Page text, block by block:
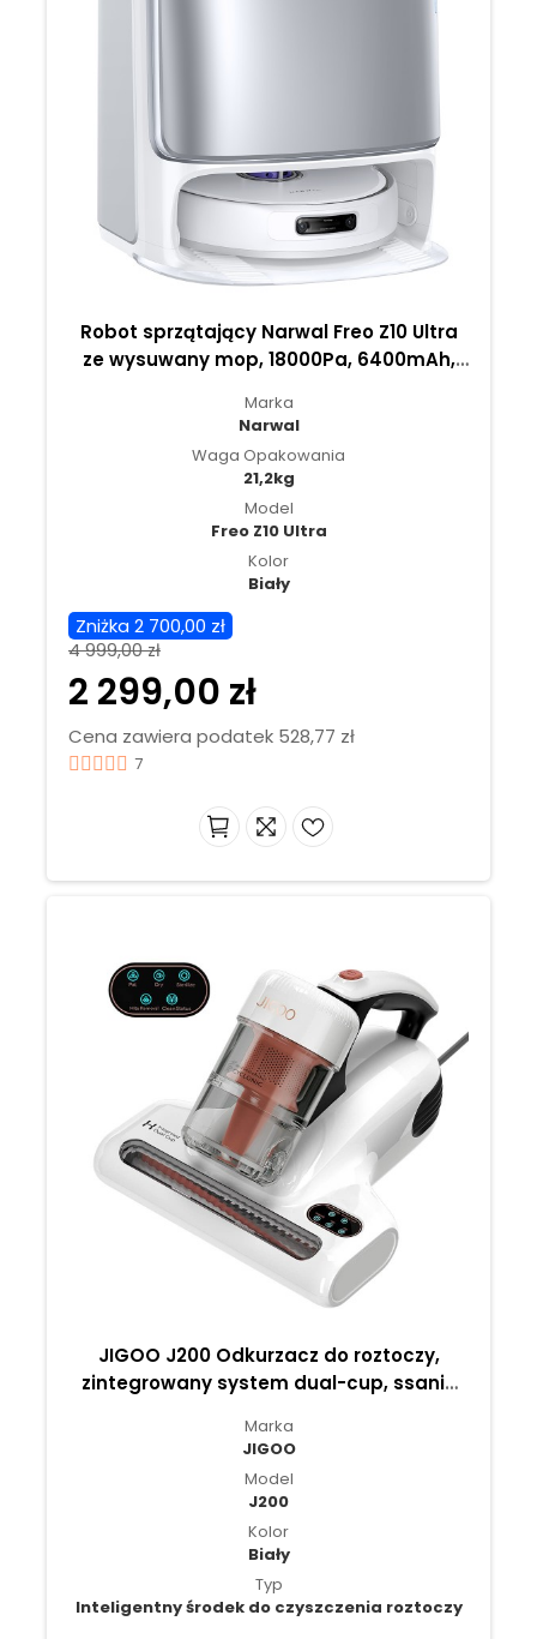
Robot sprzątający Narwal Freo Z10 Ultra
ze wysuwany mop, 18000Pa, 6400mAh,
≤55dB -Biały
Marka
Narwal
Waga Opakowania
21,2kg
Model
Freo Z10 Ultra
Kolor
Biały
Zniżka 2 700,00 zł
4 999,00 zł
2 299,00 zł
Cena zawiera podatek 528,77 zł
7
JIGOO J200 Odkurzacz do roztoczy,
zintegrowany system dual-cup, ssanie
Marka
JIGOO
Model
J200
Kolor
Biały
Typ
Inteligentny środek do czyszczenia roztoczy